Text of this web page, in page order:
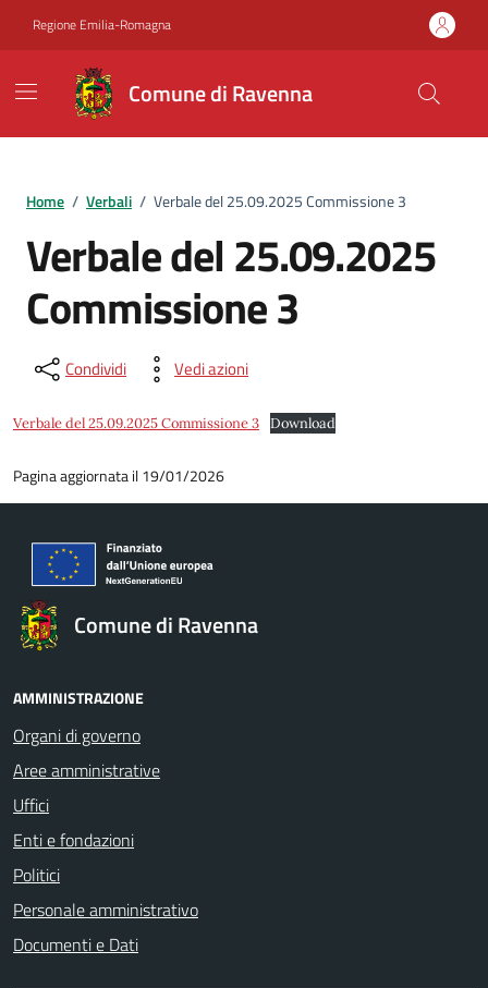
Regione Emilia-Romagna
Comune di Ravenna
Home / Verbali / Verbale del 25.09.2025 Commissione 3
Verbale del 25.09.2025
Commissione 3
Condividi Vedi azioni
Verbale del 25.09.2025 Commissione 3 Download
Pagina aggiornata il 19/01/2026
Comune di Ravenna
AMMINISTRAZIONE
Organi di governo
Aree amministrative
Uffici
Enti e fondazioni
Politici
Personale amministrativo
Documenti e Dati